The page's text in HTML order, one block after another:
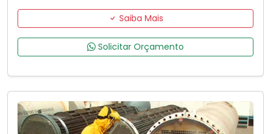
Saiba Mais
Solicitar Orçamento